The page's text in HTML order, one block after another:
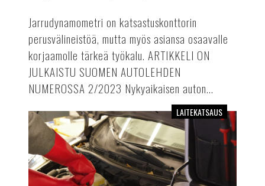
Jarrudynamometri on katsastuskonttorin
perusvälineistöä, mutta myös asiansa osaavalle
korjaamolle tärkeä työkalu. ARTIKKELI ON
JULKAISTU SUOMEN AUTOLEHDEN
NUMEROSSA 2/2023 Nykyaikaisen auton...
Korkeajännitesuojatut
käsityökalut
LAITEKATSAUS